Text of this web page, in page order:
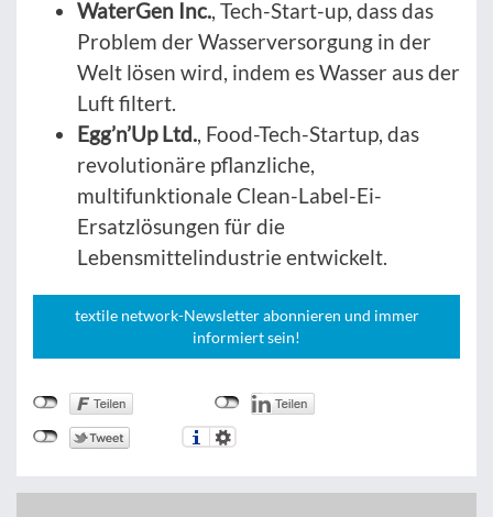
WaterGen Inc., Tech-Start-up, dass das
Problem der Wasserversorgung in der
Welt lösen wird, indem es Wasser aus der
Luft filtert.
Egg’n’Up Ltd., Food-Tech-Startup, das
revolutionäre pflanzliche,
multifunktionale Clean-Label-Ei-
Ersatzlösungen für die
Lebensmittelindustrie entwickelt.
textile network-Newsletter abonnieren und immer
informiert sein!